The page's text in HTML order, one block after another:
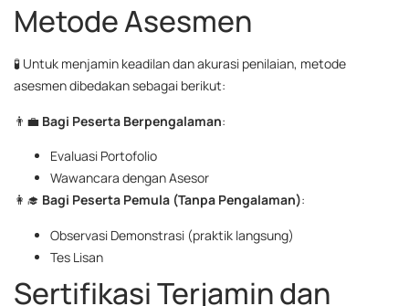
Metode Asesmen
🧪 Untuk menjamin keadilan dan akurasi penilaian, metode
asesmen dibedakan sebagai berikut:
👨‍💼 Bagi Peserta Berpengalaman:
Evaluasi Portofolio
Wawancara dengan Asesor
👩‍🎓 Bagi Peserta Pemula (Tanpa Pengalaman):
Observasi Demonstrasi (praktik langsung)
Tes Lisan
Sertifikasi Terjamin dan